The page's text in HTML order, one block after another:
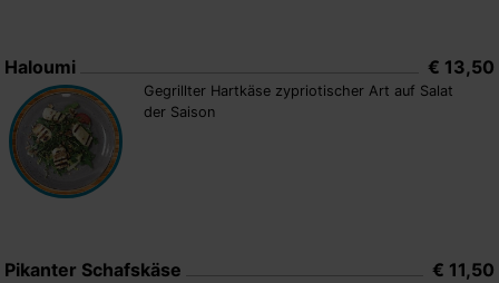
Haloumi € 13,50
Gegrillter Hartkäse zypriotischer Art auf Salat
der Saison
Pikanter Schafskäse € 11,50